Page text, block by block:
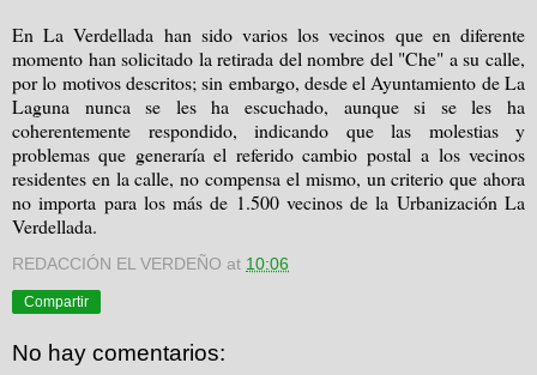
En La Verdellada han sido varios los vecinos que en diferente
momento han solicitado la retirada del nombre del "Che" a su calle,
por lo motivos descritos; sin embargo, desde el Ayuntamiento de La
Laguna nunca se les ha escuchado, aunque si se les ha
coherentemente respondido, indicando que las molestias y
problemas que generaría el referido cambio postal a los vecinos
residentes en la calle, no compensa el mismo, un criterio que ahora
no importa para los más de 1.500 vecinos de la Urbanización La
Verdellada.
REDACCIÓN EL VERDEÑO at 10:06
Compartir
No hay comentarios: